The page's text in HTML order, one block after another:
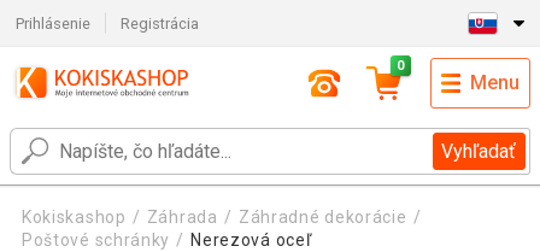
Prihlásenie Registrácia
Vyhľadať
0
Menu
Kokiskashop Záhrada
Záhradné dekorácie
Poštové schránky
Nerezová oceľ